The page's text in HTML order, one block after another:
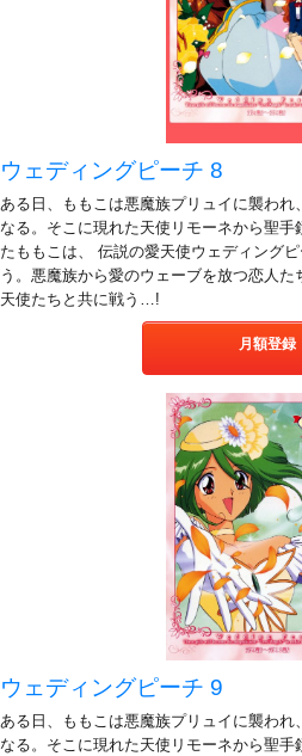
ウェディングピーチ 8
ある日、ももこは悪魔族プリュイに襲わ
なる。そこに現れた天使リモーネから聖
たももこは、 伝説の愛天使ウェディング
う。悪魔族から愛のウェーブを放つ恋人
天使たちと共に戦う…!
月額登録
ウェディングピーチ 9
ある日、ももこは悪魔族プリュイに襲わ
なる。そこに現れた天使リモーネから聖